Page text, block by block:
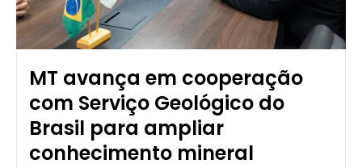
MT avança em cooperação
com Serviço Geológico do
Brasil para ampliar
conhecimento mineral